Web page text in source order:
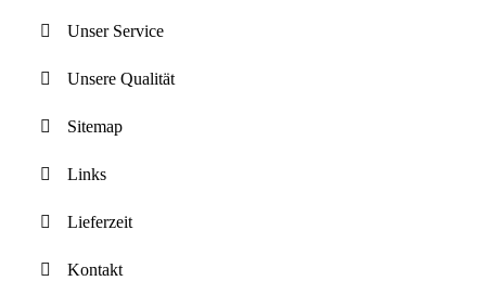
Unser Service
Unsere Qualität
Sitemap
Links
Lieferzeit
Kontakt